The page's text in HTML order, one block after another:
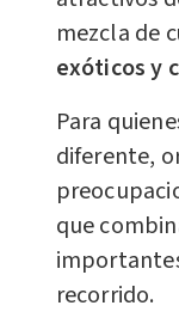
mezcla de c
exóticos y
Para
diferente,
que
recorrido.